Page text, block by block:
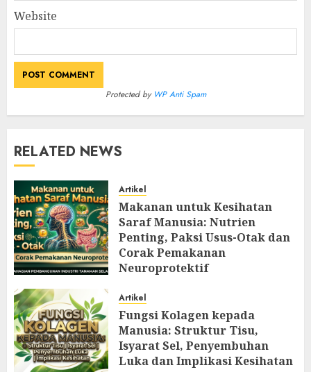
Website
Protected by WP Anti Spam
RELATED NEWS
Artikel
Makanan untuk Kesihatan
Saraf Manusia: Nutrien
Penting, Paksi Usus-Otak dan
Corak Pemakanan
Neuroprotektif
Artikel
Fungsi Kolagen kepada
Manusia: Struktur Tisu,
Isyarat Sel, Penyembuhan
Luka dan Implikasi Kesihatan